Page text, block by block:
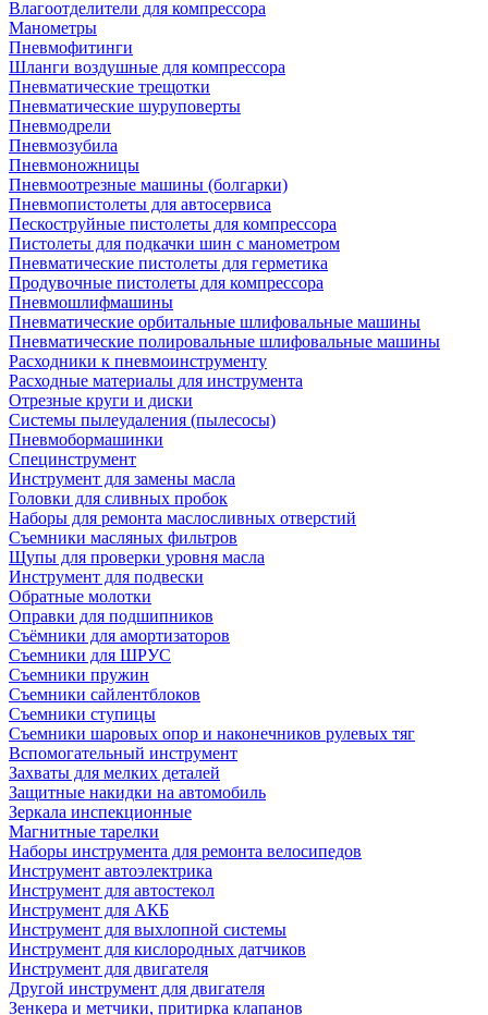
Влагоотделители для компрессора
Манометры
Пневмофитинги
Шланги воздушные для компрессора
Пневматические трещотки
Пневматические шуруповерты
Пневмодрели
Пневмозубила
Пневмоножницы
Пневмоотрезные машины (болгарки)
Пневмопистолеты для автосервиса
Пескоструйные пистолеты для компрессора
Пистолеты для подкачки шин с манометром
Пневматические пистолеты для герметика
Продувочные пистолеты для компрессора
Пневмошлифмашины
Пневматические орбитальные шлифовальные машины
Пневматические полировальные шлифовальные машины
Расходники к пневмоинструменту
Расходные материалы для инструмента
Отрезные круги и диски
Системы пылеудаления (пылесосы)
Пневмобормашинки
Специнструмент
Инструмент для замены масла
Головки для сливных пробок
Наборы для ремонта маслосливных отверстий
Съемники масляных фильтров
Щупы для проверки уровня масла
Инструмент для подвески
Обратные молотки
Оправки для подшипников
Съёмники для амортизаторов
Съемники для ШРУС
Съемники пружин
Съемники сайлентблоков
Съемники ступицы
Съемники шаровых опор и наконечников рулевых тяг
Вспомогательный инструмент
Захваты для мелких деталей
Защитные накидки на автомобиль
Зеркала инспекционные
Магнитные тарелки
Наборы инструмента для ремонта велосипедов
Инструмент автоэлектрика
Инструмент для автостекол
Инструмент для АКБ
Инструмент для выхлопной системы
Инструмент для кислородных датчиков
Инструмент для двигателя
Другой инструмент для двигателя
Зенкера и метчики, притирка клапанов